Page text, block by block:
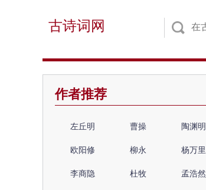
古诗词网
作者推荐
左丘明 曹操 陶渊明
欧阳修 柳永 杨万里
李商隐 杜牧 孟浩然